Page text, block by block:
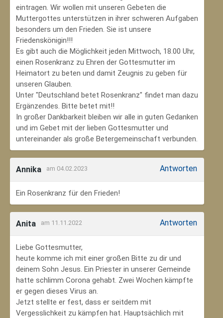
eintragen. Wir wollen mit unseren Gebeten die
Muttergottes unterstützen in ihrer schweren Aufgaben
besonders um den Frieden. Sie ist unsere
Friedenskönigin!!!
Es gibt auch die Möglichkeit jeden Mittwoch, 18.00 Uhr,
einen Rosenkranz zu Ehren der Gottesmutter im
Heimatort zu beten und damit Zeugnis zu geben für
unseren Glauben.
Unter "Deutschland betet Rosenkranz" findet man dazu
Ergänzendes. Bitte betet mit!!
In großer Dankbarkeit bleiben wir alle in guten Gedanken
und im Gebet mit der lieben Gottesmutter und
untereinander als große Betergemeinschaft verbunden.
Annika am 04.02.2023 Antworten
Ein Rosenkranz für den Frieden!
Anita am 11.11.2022 Antworten
Liebe Gottesmutter,
heute komme ich mit einer großen Bitte zu dir und
deinem Sohn Jesus. Ein Priester in unserer Gemeinde
hatte schlimm Corona gehabt. Zwei Wochen kämpfte
er gegen dieses Virus an.
Jetzt stellte er fest, dass er seitdem mit
Vergesslichkeit zu kämpfen hat. Hauptsächlich mit